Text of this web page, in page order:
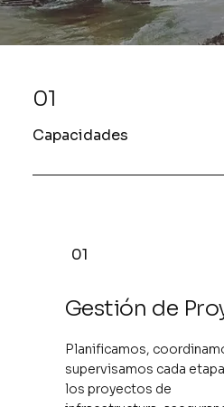
01
Capacidades
01
Gestión de
Planificamos,
supervisamos cada
los proyectos de